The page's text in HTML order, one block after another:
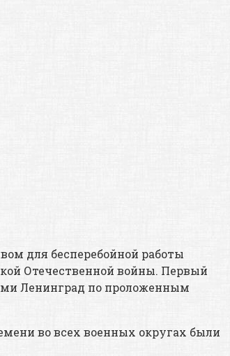
для бесперебойной работы
Отечественной войны. Первый
Ленинград по проложенным
во всех военных округах были